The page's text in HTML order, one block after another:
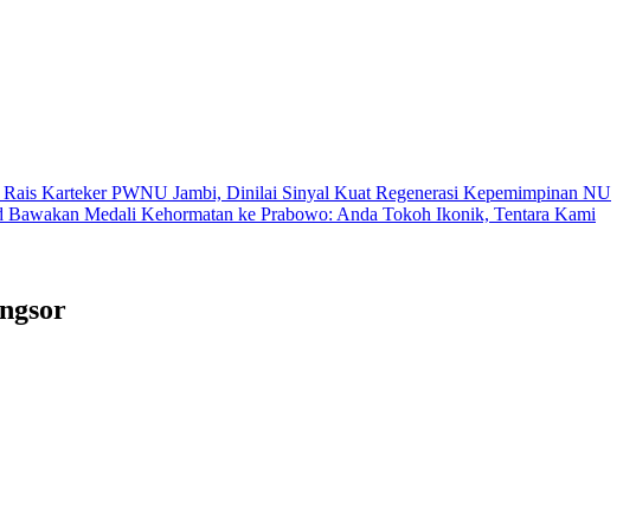
Karteker PWNU Jambi, Dinilai Sinyal Kuat Regenerasi Kepemimpinan NU
Bawakan Medali Kehormatan ke Prabowo: Anda Tokoh Ikonik, Tentara Kami